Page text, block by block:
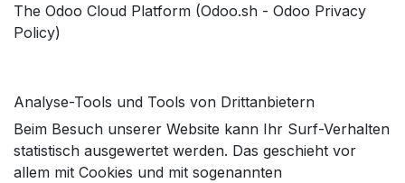
The Odoo Cloud Platform (Odoo.sh - Odoo Privacy
Policy)
Analyse-Tools und Tools von Drittanbietern
Beim Besuch unserer Website kann Ihr Surf-Verhalten
statistisch ausgewertet werden. Das geschieht vor
allem mit Cookies und mit sogenannten